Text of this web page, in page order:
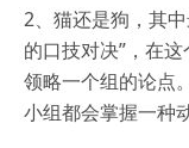
2、猫还是狗，其
的口技对决”，在
领略一个组的论点
小组都会掌握一种